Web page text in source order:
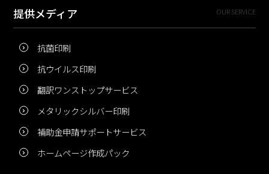
提供メディア OUR SERVICE
抗菌印刷
抗ウイルス印刷
翻訳ワンストップサービス
メタリックシルバー印刷
補助金申請サポートサービス
ホームページ作成パック